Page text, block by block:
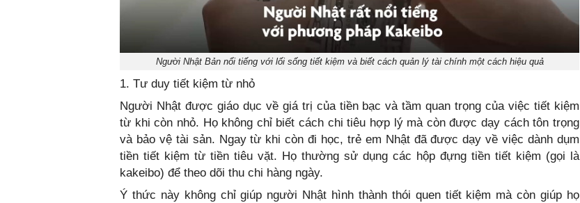
Người Nhật Bản nổi tiếng với lối sống tiết kiệm và biết cách quản lý tài chính một cách hiệu quả
1. Tư duy tiết kiệm từ nhỏ
Người Nhật được giáo dục về giá trị của tiền bạc và tầm quan trọng của việc tiết kiệm
từ khi còn nhỏ. Họ không chỉ biết cách chi tiêu hợp lý mà còn được dạy cách tôn trọng
và bảo vệ tài sản. Ngay từ khi còn đi học, trẻ em Nhật đã được dạy về việc dành dụm
tiền tiết kiệm từ tiền tiêu vặt. Họ thường sử dụng các hộp đựng tiền tiết kiệm (gọi là
kakeibo) để theo dõi thu chi hàng ngày.
Ý thức này không chỉ giúp người Nhật hình thành thói quen tiết kiệm mà còn giúp họ